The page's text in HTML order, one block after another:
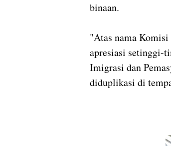
binaan.
"Atas nama Komisi
apresiasi setinggi-
Imigrasi dan
diduplikasi di